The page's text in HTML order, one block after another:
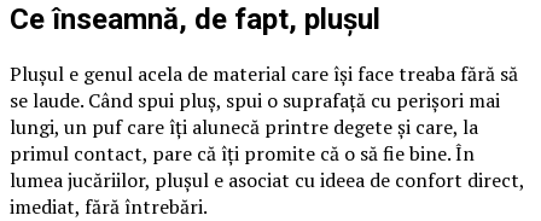
Ce înseamnă, de fapt, plușul
Plușul e genul acela de material care își face treaba fără să
se laude. Când spui pluș, spui o suprafață cu perișori mai
lungi, un puf care îți alunecă printre degete și care, la
primul contact, pare că îți promite că o să fie bine. În
lumea jucăriilor, plușul e asociat cu ideea de confort direct,
imediat, fără întrebări.